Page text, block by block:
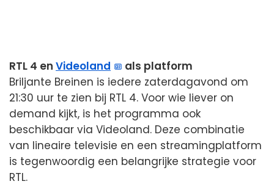
RTL 4 en Videoland
als platform
Briljante Breinen is iedere zaterdagavond om
21:30 uur te zien bij RTL 4. Voor wie liever on
demand kijkt, is het programma ook
beschikbaar via Videoland. Deze combinatie
van lineaire televisie en een streamingplatform
is tegenwoordig een belangrijke strategie voor
RTL.